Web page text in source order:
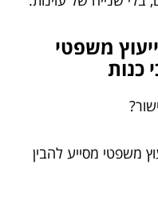
משפטי
כנות
משפטי מסייע להבין